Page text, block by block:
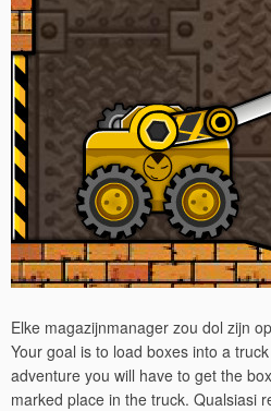
Elke magazijnmanager zou dol zijn
Your goal is to load boxes into a
adventure you will have to get the
marked place in the truck. Qualsiasi